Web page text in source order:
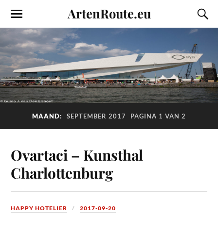
ArtenRoute.eu
MAAND: SEPTEMBER 2017 PAGINA 1 VAN 2
Ovartaci – Kunsthal
Charlottenburg
HAPPY HOTELIER 2017-09-20